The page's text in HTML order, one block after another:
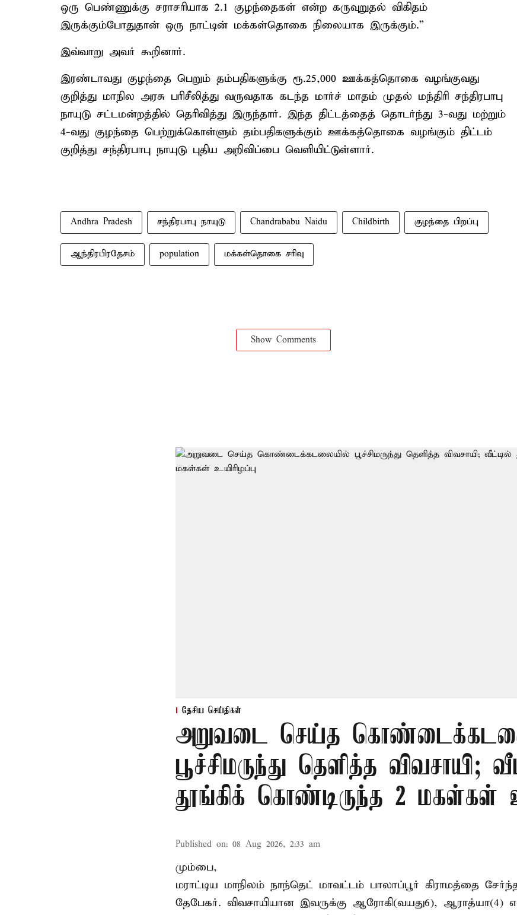
ஒரு பெண்ணுக்கு சராசரியாக 2.1 குழந்தைகள் என்ற கருவுறுதல் விகிதம்
இருக்கும்போதுதான் ஒரு நாட்டின் மக்கள்தொகை நிலையாக இருக்கும்.”
இவ்வாறு அவர் கூறினார்.
இரண்டாவது குழந்தை பெறும் தம்பதிகளுக்கு ரூ.25,000 ஊக்கத்தொகை வழங்குவது
குறித்து மாநில அரசு பரிசீலித்து வருவதாக கடந்த மார்ச் மாதம் முதல் மந்திரி சந்திரபாபு
நாயுடு சட்டமன்றத்தில் தெரிவித்து இருந்தார். இந்த திட்டத்தைத் தொடர்ந்து 3-வது மற்றும்
4-வது குழந்தை பெற்றுக்கொள்ளும் தம்பதிகளுக்கும் ஊக்கத்தொகை வழங்கும் திட்டம்
குறித்து சந்திரபாபு நாயுடு புதிய அறிவிப்பை வெளியிட்டுள்ளார்.
Andhra Pradesh சந்திரபாபு நாயுடு Chandrababu Naidu Childbirth குழந்தை பிறப்பு
ஆந்திரபிரதேசம் population மக்கள்தொகை சரிவு
Show Comments
தேசிய செய்திகள்
அறுவடை செய்த
பூச்சிமருந்து தெளித்த விவசாயி;
தூங்கிக் கொண்டிருந்த 2 மகள்கள்
Published on: 08 Aug 2026, 2:33 am
மும்பை,
மராட்டிய மாநிலம் நாந்தெட் மாவட்டம் பாலாப்பூர் கிராமத்தை
தேபேகர். விவசாயியான இவருக்கு ஆரோகி(வயது6),